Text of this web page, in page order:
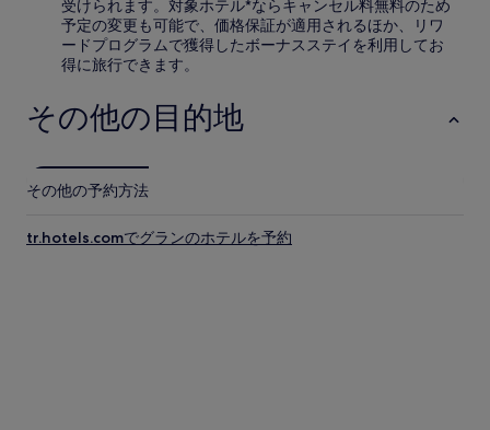
受けられます。対象ホテル*ならキャンセル料無料のため
予定の変更も可能で、価格保証が適用されるほか、リワ
ードプログラムで獲得したボーナスステイを利用してお
得に旅行できます。
その他の目的地
その他の予約方法
tr.hotels.comでグランのホテルを予約